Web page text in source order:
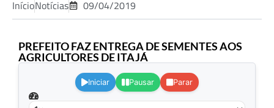
InícioNotícias 09/04/2019
PREFEITO FAZ ENTREGA DE SEMENTES AOS
AGRICULTORES DE ITAJÁ
Iniciar Pausar Parar